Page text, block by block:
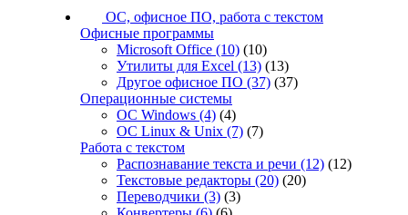
ОС, офисное ПО, работа с текстом
Офисные программы
Microsoft Office (10) (10)
Утилиты для Excel (13) (13)
Другое офисное ПО (37) (37)
Операционные системы
ОС Windows (4) (4)
ОС Linux & Unix (7) (7)
Работа с текстом
Распознавание текста и речи (12) (12)
Текстовые редакторы (20) (20)
Переводчики (3) (3)